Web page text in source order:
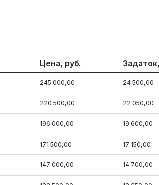
Цена, руб.
245 000,00 24 500,00
220 500,00 22 050,00
196 000,00 19 600,00
171 500,00 17 150,00
147 000,00 14 700,00